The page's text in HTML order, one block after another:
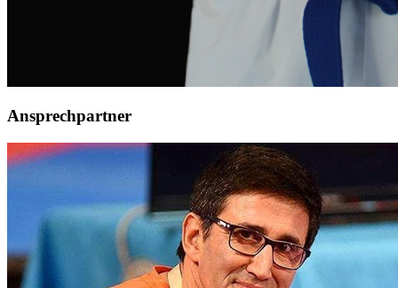
Ansprechpartner